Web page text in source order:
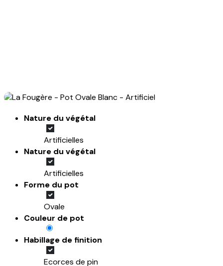
Nature du végétal
Artificielles
Nature du végétal
Artificielles
Forme du pot
Ovale
Couleur de pot
Habillage de finition
Ecorces de pin